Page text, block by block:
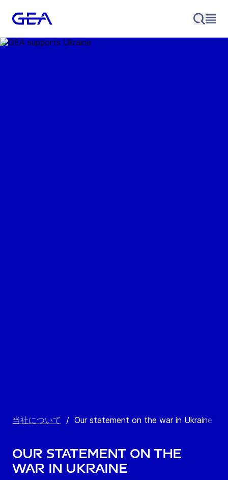
当社について / Our statement on the war in Ukraine
Our statement on the
war in Ukraine